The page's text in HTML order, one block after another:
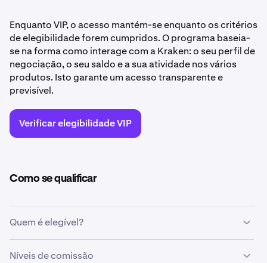
Enquanto VIP, o acesso mantém-se enquanto os critérios
de elegibilidade forem cumpridos. O programa baseia-
se na forma como interage com a Kraken: o seu perfil de
negociação, o seu saldo e a sua atividade nos vários
produtos. Isto garante um acesso transparente e
previsível.
Verificar elegibilidade VIP
Como se qualificar
Quem é elegível?
Poderá ser elegível para o Kraken VIP se cumprir
Níveis de comissão